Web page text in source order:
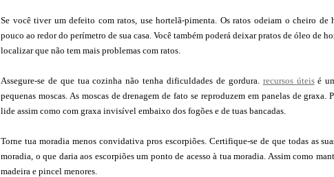
Se você tiver um defeito com ratos, use hortelã-pimenta. Os ratos odeiam o cheiro
pouco ao redor do perímetro de sua casa. Você também poderá deixar pratos de óleo de
localizar que não tem mais problemas com ratos.
Assegure-se de que tua cozinha não tenha dificuldades de gordura. recursos úteisé
pequenas moscas. As moscas de drenagem de fato se reproduzem em panelas de
lide assim como com graxa invisível embaixo dos fogões e de tuas bancadas.
Torne tua moradia menos convidativa pros escorpiões. Certifique-se de que todas as
moradia, o que daria aos escorpiões um ponto de acesso à tua moradia. Assim como
madeira e pincel menores.